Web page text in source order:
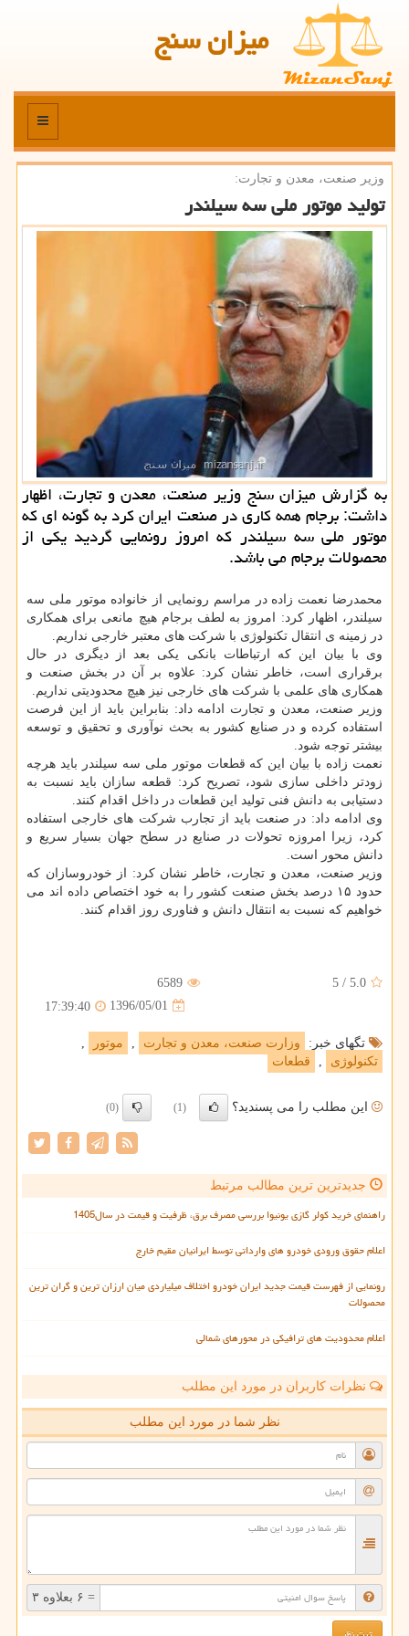
میزان سنج
منو
وزیر صنعت، معدن و تجارت:
تولید موتور ملی سه سیلندر
به گزارش میزان سنج وزیر صنعت، معدن و تجارت، اظهار
داشت: برجام همه كاری در صنعت ایران كرد به گونه ای كه
موتور ملی سه سیلندر كه امروز رونمایی گردید یكی از
محصولات برجام می باشد.
محمدرضا نعمت زاده در مراسم رونمایی از خانواده موتور ملی سه
سیلندر، اظهار كرد: امروز به لطف برجام هیچ مانعی برای همكاری
در زمینه ی انتقال تكنولوژی با شركت های معتبر خارجی نداریم.
وی با بیان این كه ارتباطات بانكی یكی بعد از دیگری در حال
برقراری است، خاطر نشان كرد: علاوه بر آن در بخش صنعت و
همكاری های علمی با شركت های خارجی نیز هیچ محدودیتی نداریم.
وزیر صنعت، معدن و تجارت ادامه داد: بنابراین باید از این فرصت
استفاده كرده و در صنایع كشور به بحث نوآوری و تحقیق و توسعه
بیشتر توجه شود.
نعمت زاده با بیان این كه قطعات موتور ملی سه سیلندر باید هرچه
زودتر داخلی سازی شود، تصریح كرد: قطعه سازان باید نسبت به
دستیابی به دانش فنی تولید این قطعات در داخل اقدام كنند.
وی ادامه داد: در صنعت باید از تجارب شركت های خارجی استفاده
كرد، زیرا امروزه تحولات در صنایع در سطح جهان بسیار سریع و
دانش محور است.
وزیر صنعت، معدن و تجارت، خاطر نشان كرد: از خودروسازان كه
حدود ۱۵ درصد بخش صنعت كشور را به خود اختصاص داده اند می
خواهیم كه نسبت به انتقال دانش و فناوری روز اقدام كنند.
5.0
/
5
6589
1396/05/01
17:39:40
تگهای خبر: وزارت صنعت، معدن و تجارت موتور
تكنولوژی
قطعات
این مطلب را می پسندید؟ (1)
(0)
جدیدترین ترین مطالب مرتبط
راهنمای خرید کولر گازی یونیوا بررسی مصرف برق، ظرفیت و قیمت در سال1405
اعلام حقوق ورودی خودرو های وارداتی توسط ایرانیان مقیم خارج
رونمایی از فهرست قیمت جدید ایران خودرو اختلاف میلیاردی میان ارزان ترین و گران ترین
محصولات
اعلام محدودیت های ترافیکی در محورهای شمالی
نظرات کاربران در مورد این مطلب
نظر شما در مورد این مطلب
= ۶ بعلاوه ۳